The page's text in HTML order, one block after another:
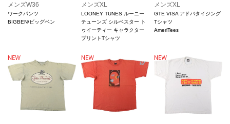
メンズW36
ワークパンツ
BIGBEN/ビッグベン
メンズXL
LOONEY TUNES ルーニー
テューンズ シルベスター ト
ゥイーティー キャラクター
プリントTシャツ
メンズXL
GTE VISA アドバタイジング
Tシャツ
AmeriTees